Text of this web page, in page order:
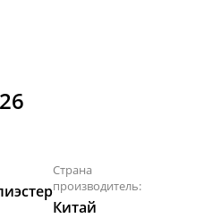
Страна
производитель:
Китай